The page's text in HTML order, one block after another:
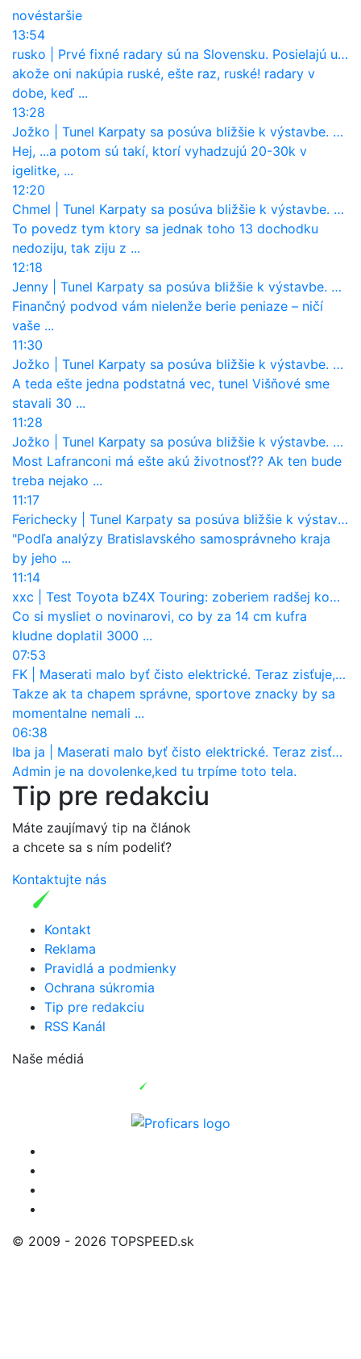
novéstaršie
13:54
rusko
Prvé fixné radary sú na Slovensku. Posielajú už pokuty? Ukáže ich Waze?
akože oni nakúpia ruské, ešte raz, ruské! radary v
dobe, keď ...
13:28
Jožko
Tunel Karpaty sa posúva bližšie k výstavbe. NDS urobila dôležitý krok
Hej, ...a potom sú takí, ktorí vyhadzujú 20-30k v
igelitke, ...
12:20
Chmel
Tunel Karpaty sa posúva bližšie k výstavbe. NDS urobila dôležitý krok
To povedz tym ktory sa jednak toho 13 dochodku
nedoziju, tak ziju z ...
12:18
Jenny
Tunel Karpaty sa posúva bližšie k výstavbe. NDS urobila dôležitý krok
Finančný podvod vám nielenže berie peniaze – ničí
vaše ...
11:30
Jožko
Tunel Karpaty sa posúva bližšie k výstavbe. NDS urobila dôležitý krok
A teda ešte jedna podstatná vec, tunel Višňové sme
stavali 30 ...
11:28
Jožko
Tunel Karpaty sa posúva bližšie k výstavbe. NDS urobila dôležitý krok
Most Lafranconi má ešte akú životnosť?? Ak ten bude
treba nejako ...
11:17
Ferichecky
Tunel Karpaty sa posúva bližšie k výstavbe. NDS urobila dôležitý krok
"Podľa analýzy Bratislavského samosprávneho kraja
by jeho ...
11:14
xxc
Test Toyota bZ4X Touring: zoberiem radšej kombi
Co si mysliet o novinarovi, co by za 14 cm kufra
kludne doplatil 3000 ...
07:53
FK
Maserati malo byť čisto elektrické. Teraz zisťuje, že potrebuje nový osemvalcový motor
Takze ak ta chapem správne, sportove znacky by sa
momentalne nemali ...
06:38
Iba ja
Maserati malo byť čisto elektrické. Teraz zisťuje, že potrebuje nový osemvalcový motor
Admin je na dovolenke,ked tu trpíme toto tela.
Tip pre redakciu
Máte zaujímavý tip na článok
a chcete sa s ním podeliť?
Kontaktujte nás
Kontakt
Reklama
Pravidlá a podmienky
Ochrana súkromia
Tip pre redakciu
RSS Kanál
Naše médiá
© 2009 - 2026 TOPSPEED.sk